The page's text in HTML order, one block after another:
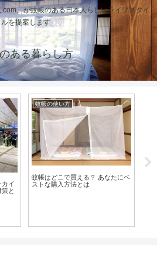
」が蚊帳のある日本人らしいライフスタイ
ルを提案します
ある暮らし方
安
蚊帳の手作り（DIY）
簡単DIY！かわいいオリジナル食